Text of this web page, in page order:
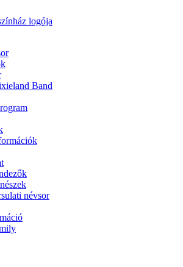
Band
névsor